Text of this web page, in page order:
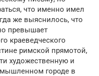
что именно имел
же выяснилось, что
превышает
краеведческого
римской прямотой,
художественную и
городе в